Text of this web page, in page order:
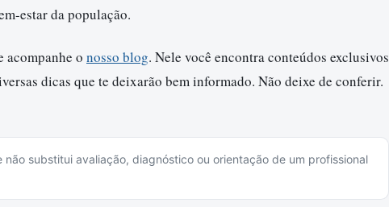
estar da população.
acompanhe o nosso blog. Nele você encontra conteúdos exclusivos
dicas que te deixarão bem informado. Não deixe de conferir.
substitui avaliação, diagnóstico ou orientação de um profissional